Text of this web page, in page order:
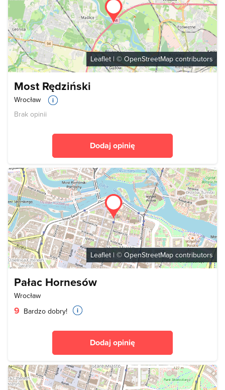
Leaflet | © OpenStreetMap contributors
Most Rędziński
Wrocław
Brak opinii
Dodaj opinię
Leaflet | © OpenStreetMap contributors
Pałac Hornesów
Wrocław
9 Bardzo dobry!
Dodaj opinię